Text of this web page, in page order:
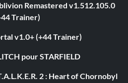
Remastered v1.512.105.0
Trainer)
v1.0+ (+44 Trainer)
pour STARFIELD
2 : Heart of Chornobyl